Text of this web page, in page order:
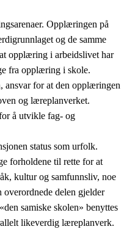
Opplæringen på
og de samme
opplæring i arbeidslivet har
fra opplæring i skole.
ansvar for at den opplæringen
og læreplanverket.
å utvikle fag- og
status som urfolk.
forholdene til rette for at
kultur og samfunnsliv, noe
delen gjelder
samiske skolen» benyttes
likeverdig læreplanverk.